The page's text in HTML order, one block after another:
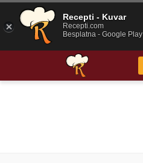
Recepti - Kuvar
Recepti.com
Besplatna - Google Play